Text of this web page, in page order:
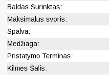
Baldas Surinktas:
Maksimalus svoris:
Spalva:
Medžiaga:
Pristatymo Terminas:
Kilmės Šalis: